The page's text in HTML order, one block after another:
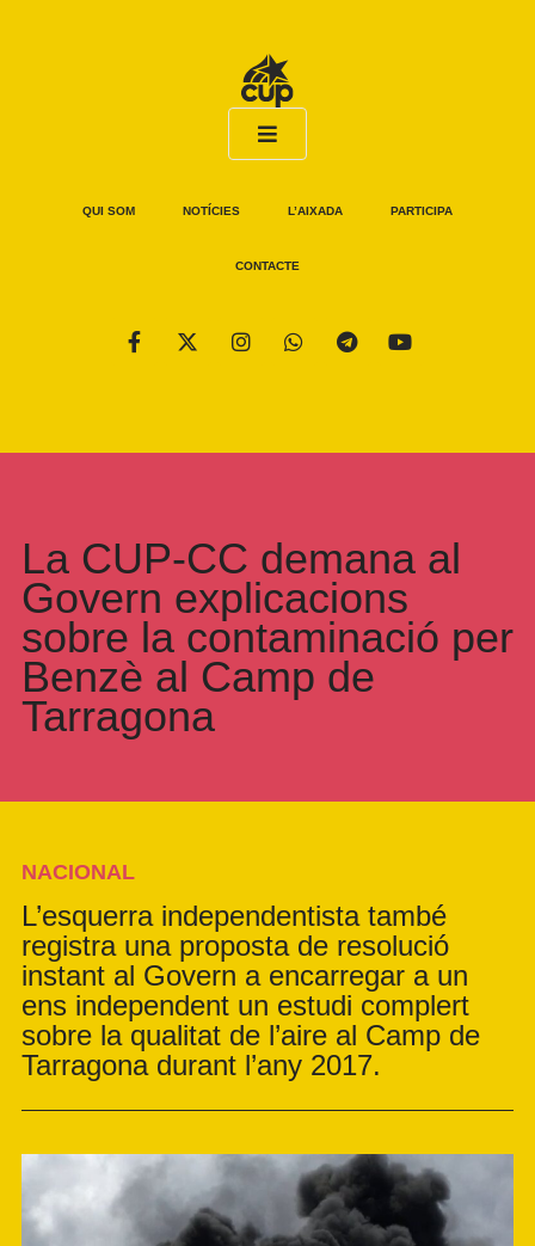
QUI SOM NOTÍCIES L’AIXADA PARTICIPA
CONTACTE
La CUP-CC demana al
Govern explicacions
sobre la contaminació per
Benzè al Camp de
Tarragona
NACIONAL
L’esquerra independentista també
registra una proposta de resolució
instant al Govern a encarregar a un
ens independent un estudi complert
sobre la qualitat de l’aire al Camp de
Tarragona durant l’any 2017.